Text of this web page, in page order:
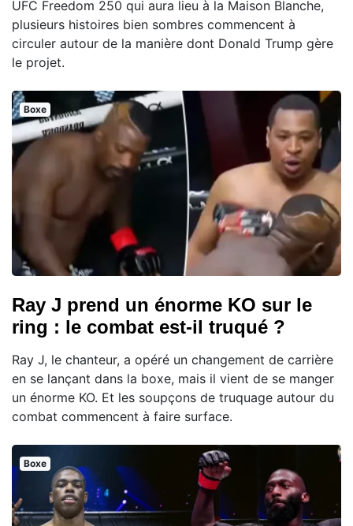
UFC Freedom 250 qui aura lieu à la Maison Blanche,
plusieurs histoires bien sombres commencent à
circuler autour de la manière dont Donald Trump gère
le projet.
Boxe
Ray J prend un énorme KO sur le
ring : le combat est-il truqué ?
Ray J, le chanteur, a opéré un changement de carrière
en se lançant dans la boxe, mais il vient de se manger
un énorme KO. Et les soupçons de truquage autour du
combat commencent à faire surface.
Boxe